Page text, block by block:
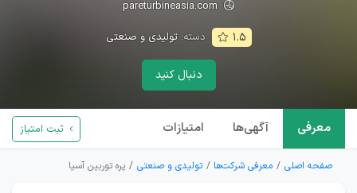
۱.۵ دسته:تولیدی و صنعتی
دنبال کنید
معرفی آگهی‌ها امتیازات ثبت امتیاز
صفحه اصلی معرفی شرکت‌ها تولیدی و صنعتی پره توربین آسیا